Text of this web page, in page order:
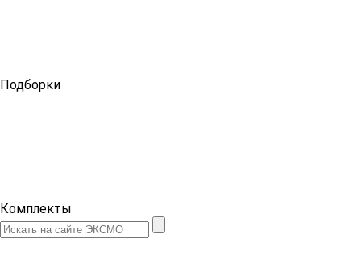
Подборки
Комплекты